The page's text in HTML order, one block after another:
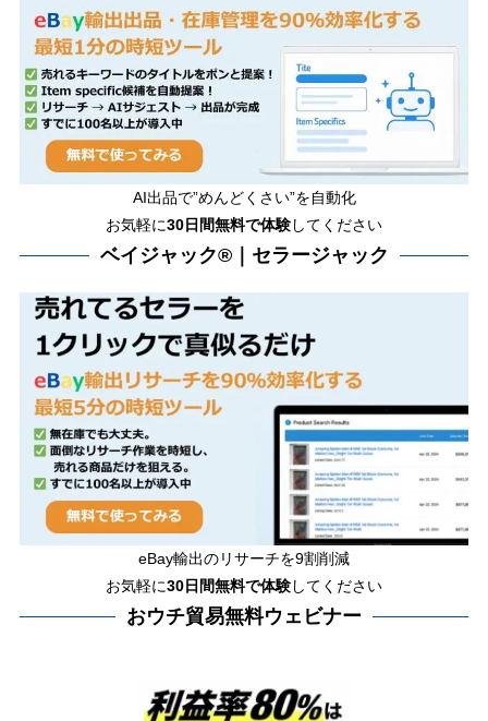
AI出品で”めんどくさい”を自動化
お気軽に30日間無料で体験してください
ベイジャック®｜セラージャック
eBay輸出のリサーチを9割削減
お気軽に30日間無料で体験してください
おウチ貿易無料ウェビナー